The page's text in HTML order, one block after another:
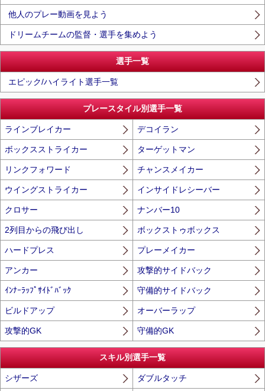
他人のプレー動画を見よう
ドリームチームの監督・選手を集めよう
選手一覧
エピック/ハイライト選手一覧
プレースタイル別選手一覧
ラインブレイカー デコイラン
ボックスストライカー ターゲットマン
リンクフォワード チャンスメイカー
ウイングストライカー インサイドレシーバー
クロサー ナンバー10
2列目からの飛び出し ボックストゥボックス
ハードプレス プレーメイカー
アンカー 攻撃的サイドバック
ｲﾝﾅｰﾗｯﾌﾟｻｲﾄﾞﾊﾞｯｸ 守備的サイドバック
ビルドアップ オーバーラップ
攻撃的GK 守備的GK
スキル別選手一覧
シザーズ ダブルタッチ